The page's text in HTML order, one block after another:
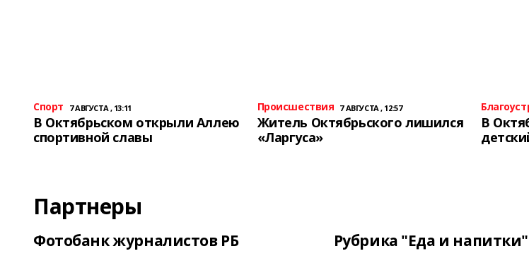
Спорт 7 АВГУСТА , 13:11
В Октябрьском открыли Аллею
спортивной славы
Происшествия 7 АВГУСТА , 12:57
Житель Октябрьского лишился
«Ларгуса»
В
Партнеры
Фотобанк журналистов РБ Рубрика "Еда и напитки"